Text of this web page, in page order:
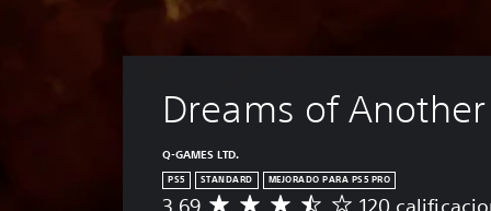
Dreams of Another
Q-GAMES LTD.
PS5 STANDARD MEJORADO PARA PS5 PRO
C
3.69 120